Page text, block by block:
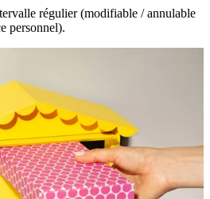
régulier (modifiable / annulable
personnel).